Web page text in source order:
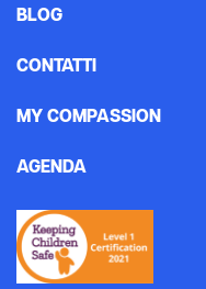
BLOG
CONTATTI
MY COMPASSION
AGENDA